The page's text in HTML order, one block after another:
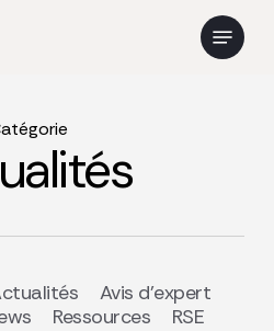
Menu
Avis d’expert
Ressources RSE